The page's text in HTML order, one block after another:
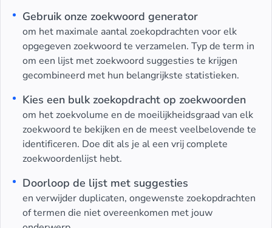
Gebruik onze zoekwoord generator
om het maximale aantal zoekopdrachten voor elk
opgegeven zoekwoord te verzamelen. Typ de term in
om een lijst met zoekwoord suggesties te krijgen
gecombineerd met hun belangrijkste statistieken.
Kies een bulk zoekopdracht op zoekwoorden
om het zoekvolume en de moeilijkheidsgraad van elk
zoekwoord te bekijken en de meest veelbelovende te
identificeren. Doe dit als je al een vrij complete
zoekwoordenlijst hebt.
Doorloop de lijst met suggesties
en verwijder duplicaten, ongewenste zoekopdrachten
of termen die niet overeenkomen met jouw